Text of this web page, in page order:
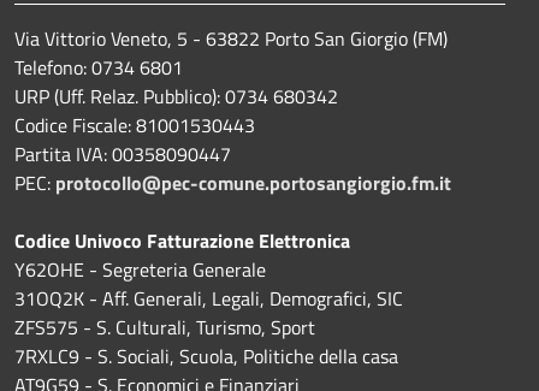
Via Vittorio Veneto, 5 - 63822 Porto San Giorgio (FM)
Telefono: 0734 6801
URP (Uff. Relaz. Pubblico): 0734 680342
Codice Fiscale: 81001530443
Partita IVA: 00358090447
PEC: protocollo@pec-comune.portosangiorgio.fm.it
Codice Univoco Fatturazione Elettronica
Y62OHE - Segreteria Generale
31OQ2K - Aff. Generali, Legali, Demografici, SIC
ZFS575 - S. Culturali, Turismo, Sport
7RXLC9 - S. Sociali, Scuola, Politiche della casa
AT9G59 - S. Economici e Finanziari